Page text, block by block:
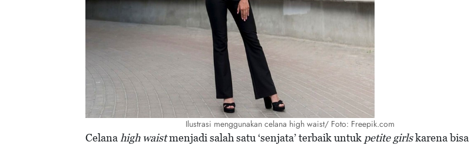
Ilustrasi menggunakan celana high waist/ Foto: Freepik.com
Celanahigh waistmenjadi salah satu ‘senjata’ terbaik untuk petite girlskarena bisa